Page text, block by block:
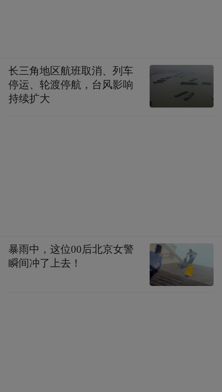
长三角地区航班取消、列车
停运、轮渡停航，台风影响
持续扩大
暴雨中，这位00后北京女警
瞬间冲了上去！